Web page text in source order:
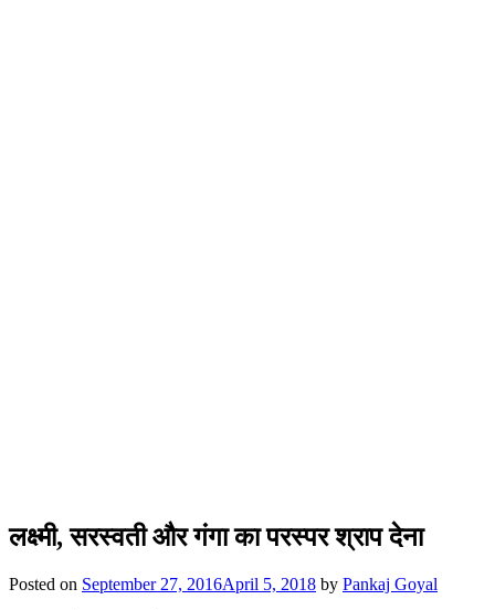
लक्ष्मी, सरस्वती और गंगा का परस्पर श्राप देना
Posted on September 27, 2016April 5, 2018 by Pankaj Goyal